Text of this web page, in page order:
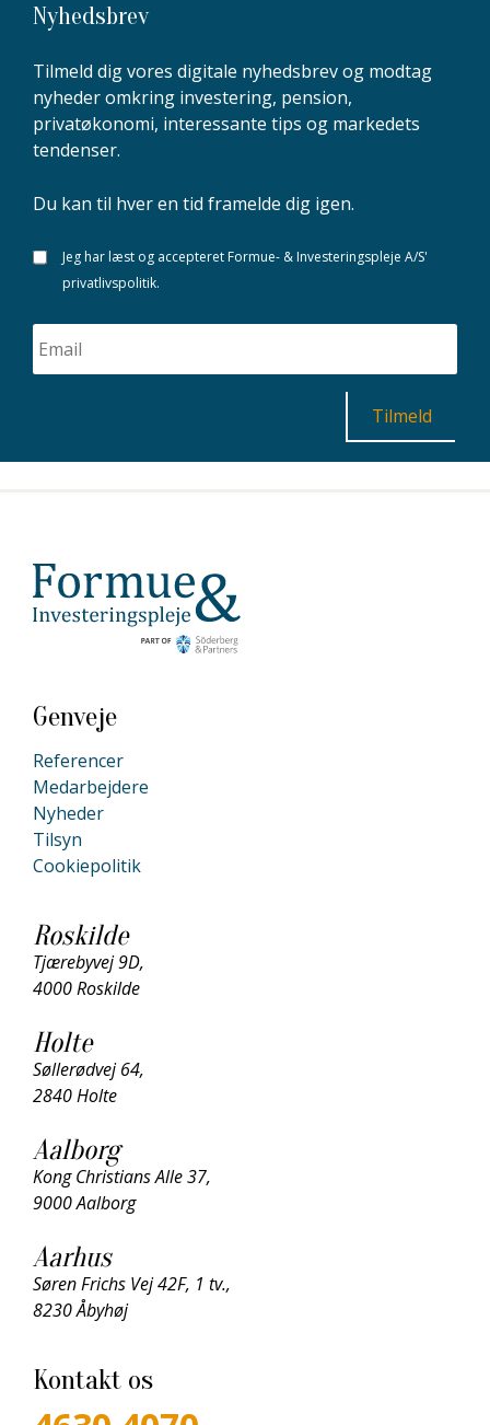
Nyhedsbrev
Tilmeld dig vores digitale nyhedsbrev og modtag
nyheder omkring investering, pension,
privatøkonomi, interessante tips og markedets
tendenser.
Du kan til hver en tid framelde dig igen.
Jeg har læst og accepteret Formue- & Investeringspleje A/S'
privatlivspolitik.
Genveje
Referencer
Medarbejdere
Nyheder
Tilsyn
Cookiepolitik
Roskilde
Tjærebyvej 9D,
4000 Roskilde
Holte
Søllerødvej 64,
2840 Holte
Aalborg
Kong Christians Alle 37,
9000 Aalborg
Aarhus
Søren Frichs Vej 42F, 1 tv.,
8230 Åbyhøj
Kontakt os